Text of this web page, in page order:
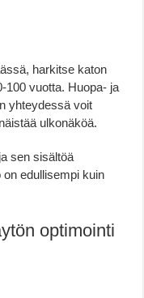
harkitse katon
100 vuotta. Huopa- ja
yhteydessä voit
ulkonäköä.
sen sisältöä
edullisempi kuin
optimointi